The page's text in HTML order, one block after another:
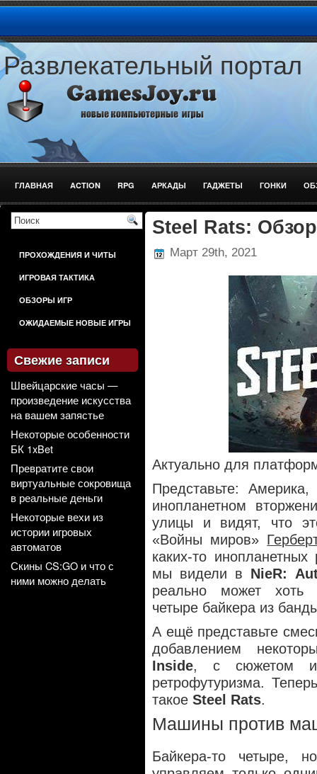
Развлекательный портал
ГЛАВНАЯ ACTION RPG АРКАДЫ ГАДЖЕТЫ ГОНКИ
ШУТЕРЫ
ПРОХОЖДЕНИЯ И ЧИТЫ
ИГРОВАЯ ТАКТИКА
ОБЗОРЫ ИГР
ОЖИДАЕМЫЕ НОВЫЕ ИГРЫ
Свежие записи
Швейцарские часы —
произведение искусства
на вашем запястье
Некоторые особенности
БК 1xBet
Превратите свои
виртуальные сокровища
в реальные деньги
Некоторые вехи из
истории игровых
автоматов
Скины CS:GO и что с
ними можно делать
Steel Rats: Обзор
Март 29th, 2021
Актуально для
Представьте:
инопланетном
улицы и видят, что
«Войны миров»
каких-то
мы видели в NieR:
реально может хоть
четыре байкера из
А ещё представьте
добавлением
Inside, с сюжетом и
ретрофутуризма.
такое Steel Rats.
Машины против
Байкера-то четыре,